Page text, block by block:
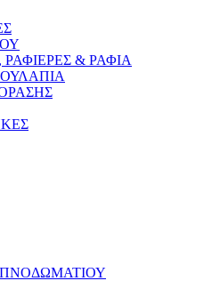
& ΡΑΦΙΑ